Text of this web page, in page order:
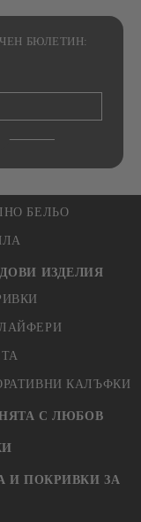
БЮЛЕТИН:
БЕЛЬО
ИЗДЕЛИЯ
КАЛЪФКИ
С ЛЮБОВ
И ПОКРИВКИ ЗА